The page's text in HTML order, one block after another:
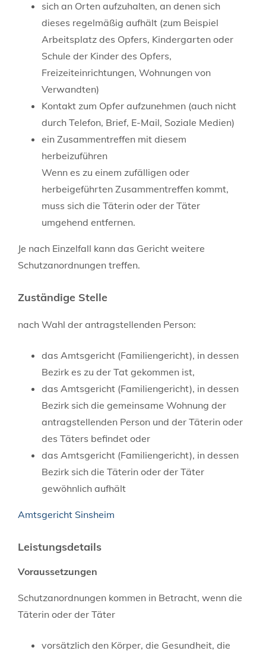
sich an Orten aufzuhalten, an denen sich
dieses regelmäßig aufhält (zum Beispiel
Arbeitsplatz des Opfers, Kindergarten oder
Schule der Kinder des Opfers,
Freizeiteinrichtungen, Wohnungen von
Verwandten)
Kontakt zum Opfer aufzunehmen (auch nicht
durch Telefon, Brief, E-Mail, Soziale Medien)
ein Zusammentreffen mit diesem
herbeizuführen
Wenn es zu einem zufälligen oder
herbeigeführten Zusammentreffen kommt,
muss sich die Täterin oder der Täter
umgehend entfernen.
Je nach Einzelfall kann das Gericht weitere
Schutzanordnungen treffen.
Zuständige Stelle
nach Wahl der antragstellenden Person:
das Amtsgericht (Familiengericht), in dessen
Bezirk es zu der Tat gekommen ist,
das Amtsgericht (Familiengericht), in dessen
Bezirk sich die gemeinsame Wohnung der
antragstellenden Person und der Täterin oder
des Täters befindet oder
das Amtsgericht (Familiengericht), in dessen
Bezirk sich die Täterin oder der Täter
gewöhnlich aufhält
Amtsgericht Sinsheim
Leistungsdetails
Voraussetzungen
Schutzanordnungen kommen in Betracht, wenn die
Täterin oder der Täter
vorsätzlich den Körper, die Gesundheit, die